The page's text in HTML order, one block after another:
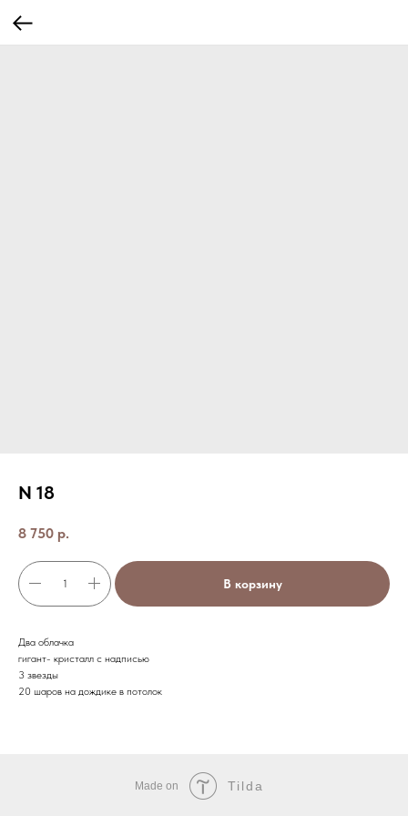
N 18
8 750 р.
В корзину
Два облачка
гигант- кристалл с надписью
3 звезды
20 шаров на дождике в потолок
Made on Tilda